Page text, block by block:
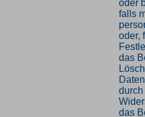
oder
falls
oder,
das
das